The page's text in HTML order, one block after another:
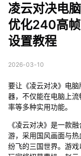
凌云对决电
优化240高
设置教程
2026-03-10
要让《凌云对决》电
器，不仅能在电脑上
率等多种实用功能。
《凌云对决》是一款
游，采用国风画面与
纷飞的三国世界。游戏